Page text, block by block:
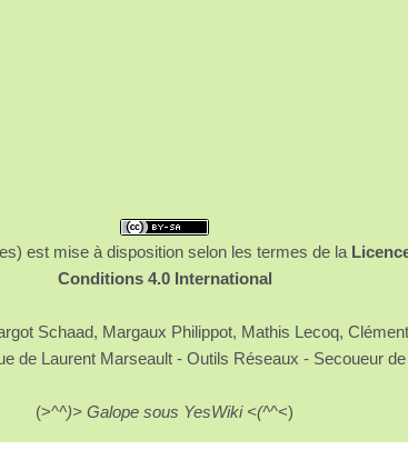
est mise à disposition selon les termes de la
Conditions 4.0 International
Schaad, Margaux Philippot, Mathis Lecoq,
de Laurent Marseault - Outils Réseaux - Secoueur
(>^^)> Galope sous YesWiki <(^^<)